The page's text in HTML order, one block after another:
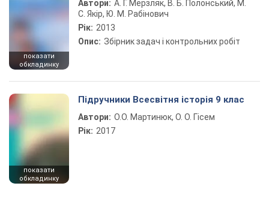
показати
обкладинку
Автори: А. Г. Мерзляк, В. Б. Полонський, М.
С. Якір, Ю. М. Рабінович
Рік: 2013
Опис: Збірник задач і контрольних робіт
показати
обкладинку
Підручники Всесвітня історія 9 клас
Автори: О.О. Мартинюк, О. О. Гісем
Рік: 2017